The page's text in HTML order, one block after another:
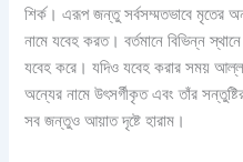
শির্ক। এরূপ জন্তু সর্বসম্মতভাবে মৃতের
নামে যবেহ করত। বর্তমানে বিভিন্ন
যবেহ করে। যদিও যবেহ করার সময়
অন্যের নামে উৎসর্গীকৃত এবং তাঁর
সব জন্তুও আয়াত দৃষ্টে হারাম।